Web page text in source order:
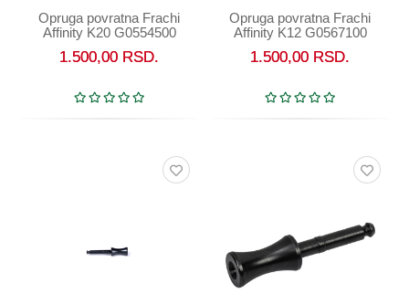
Opruga povratna Frachi
Affinity K20 G0554500
1.500,00 RSD.
Opruga povratna Frachi
Affinity K12 G0567100
1.500,00 RSD.